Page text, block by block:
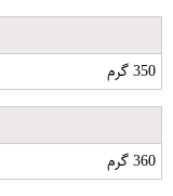
350 گرم
360 گرم